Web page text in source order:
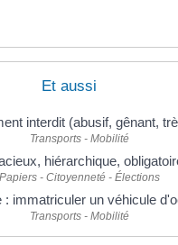
Et aussi
interdit (abusif, gênant,
Transports - Mobilité
hiérarchique,
Papiers - Citoyenneté - Élections
: immatriculer un véhicule
Transports - Mobilité